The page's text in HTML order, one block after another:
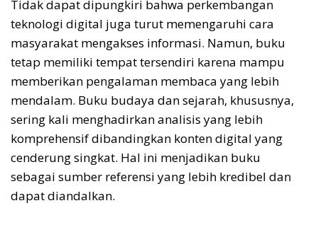
Tidak dapat dipungkiri bahwa perkembangan
teknologi digital juga turut memengaruhi cara
masyarakat mengakses informasi. Namun, buku
tetap memiliki tempat tersendiri karena mampu
memberikan pengalaman membaca yang lebih
mendalam. Buku budaya dan sejarah, khususnya,
sering kali menghadirkan analisis yang lebih
komprehensif dibandingkan konten digital yang
cenderung singkat. Hal ini menjadikan buku
sebagai sumber referensi yang lebih kredibel dan
dapat diandalkan.